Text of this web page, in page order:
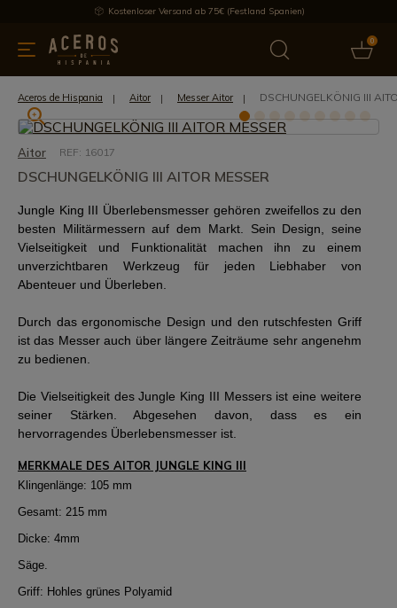
Kostenloser Versand ab 75€ (Festland Spanien)
0
Bietet Aktuelles Bestseller
Aceros de Hispania Aitor Messer Aitor DSCHUNGELKÖNIG III
Aitor REF: 16017
DSCHUNGELKÖNIG III AITOR MESSER
Jungle King III Überlebensmesser gehören zweifellos zu den
besten Militärmessern auf dem Markt. Sein Design, seine
Vielseitigkeit und Funktionalität machen ihn zu einem
unverzichtbaren Werkzeug für jeden Liebhaber von
Abenteuer und Überleben.
Durch das ergonomische Design und den rutschfesten Griff
ist das Messer auch über längere Zeiträume sehr angenehm
zu bedienen.
Die Vielseitigkeit des Jungle King III Messers ist eine weitere
seiner Stärken. Abgesehen davon, dass es ein
hervorragendes Überlebensmesser ist.
MERKMALE DES AITOR JUNGLE KING III
Klingenlänge: 105 mm
Gesamt: 215 mm
Dicke: 4mm
Säge.
Griff: Hohles grünes Polyamid